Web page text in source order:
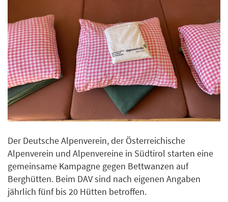
Der Deutsche Alpenverein, der Österreichische
Alpenverein und Alpenvereine in Südtirol starten eine
gemeinsame Kampagne gegen Bettwanzen auf
Berghütten. Beim DAV sind nach eigenen Angaben
jährlich fünf bis 20 Hütten betroffen.